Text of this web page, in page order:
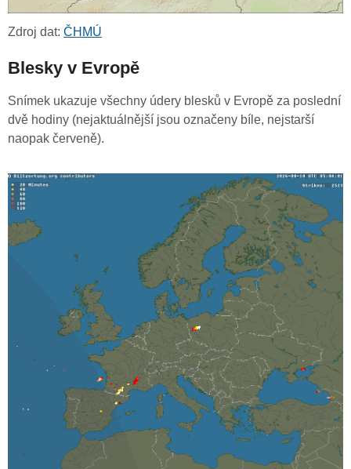
Zdroj dat: ČHMÚ
Blesky v Evropě
Snímek ukazuje všechny údery blesků v Evropě za poslední
dvě hodiny (nejaktuálnější jsou označeny bíle, nejstarší
naopak červeně).